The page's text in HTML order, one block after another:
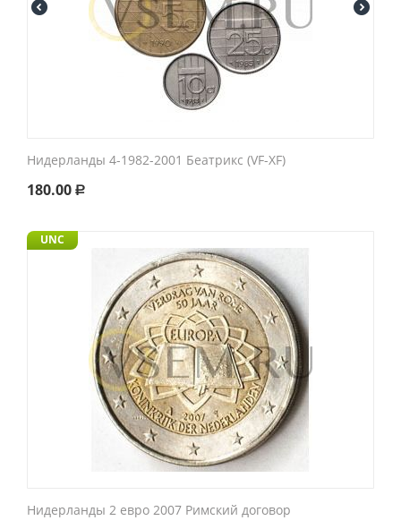
Нидерланды 4-1982-2001 Беатрикс (VF-XF)
180.00 Р
UNC
Нидерланды 2 евро 2007 Римский договор